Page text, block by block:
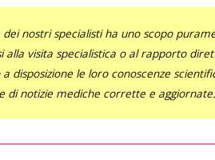
nostri specialisti ha uno scopo
alla visita specialistica o al rapporto
disposizione le loro conoscenze
di notizie mediche corrette e aggiornate.